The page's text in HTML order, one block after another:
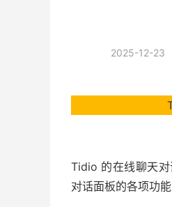
2025-12-23
Tidio 的在线聊天
对话面板的各项功